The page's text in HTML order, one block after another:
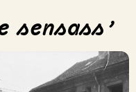
sensass’